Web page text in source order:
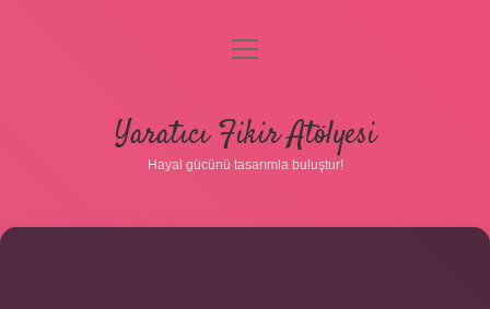
Gizlilik Politikası
menüyü
Yaratıcı Fikir Atölyesi
Hayal gücünü tasarımla buluştur!